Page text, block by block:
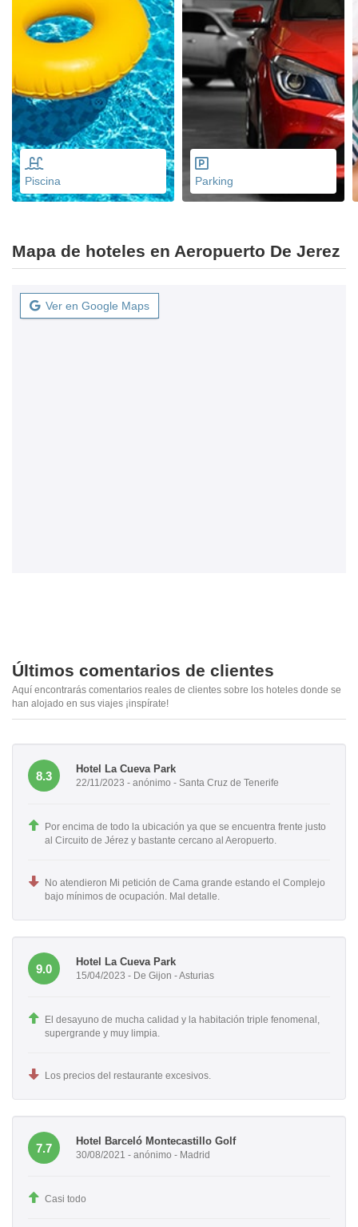
Piscina Parking
Mapa de hoteles en Aeropuerto De Jerez
Ver en Google Maps
Últimos comentarios de clientes
Aquí encontrarás comentarios reales de clientes sobre los hoteles donde se
han alojado en sus viajes ¡inspírate!
8.3
Hotel La Cueva Park
22/11/2023 - anónimo - Santa Cruz de Tenerife
Por encima de todo la ubicación ya que se encuentra frente justo
al Circuito de Jérez y bastante cercano al Aeropuerto.
No atendieron Mi petición de Cama grande estando el Complejo
bajo mínimos de ocupación. Mal detalle.
9.0
Hotel La Cueva Park
15/04/2023 - De Gijon - Asturias
El desayuno de mucha calidad y la habitación triple fenomenal,
supergrande y muy limpia.
Los precios del restaurante excesivos.
7.7
Hotel Barceló Montecastillo Golf
30/08/2021 - anónimo - Madrid
Casi todo